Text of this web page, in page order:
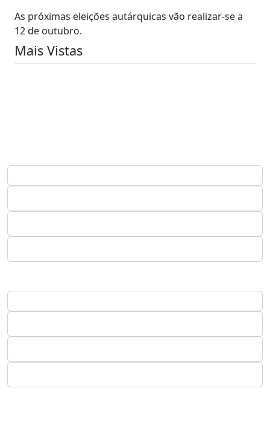
As próximas eleições autárquicas vão realizar-se a
12 de outubro.
Mais Vistas